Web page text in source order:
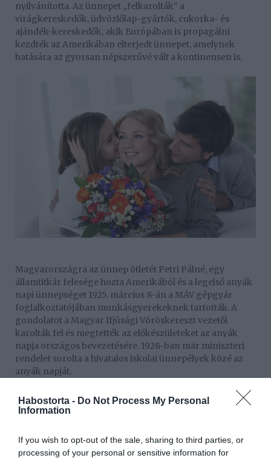
Habostorta - Do Not Process My Personal
Information
If you wish to opt-out of the sale, sharing to third parties, or
processing of your personal or sensitive information for
nyilvánította. Az ünnepet „felkarolták” a
virágkereskedők, üdvözlőlap-gyártók, cukorka- és
ajándék-kereskedők, akik Európában is propagálni
kezdték az Amerikában elterjedt ünnepet, amelynek
hatására az gyorsan népszerűvé vált a kontinensen is.
Magyarországra az ünnep ötletét Petri Pálné, egy
államtitkár felesége hozta Amerikából és a legelső anyák
napi ünnepséget 1925. március 8-án a MÁV gépgyár
foglalkoztatójában munkásgyerekeknek tartották. A
gondolatot a Magyar Ifjúsági Vöröskereszt vezetői
karolták fel és megtették az előkészületeket az anyák
napja országos bevezetésére. 1928-ban már miniszteri
rendelet sorolta a hivatalos iskolai ünnepélyek közé az
anyák napját.